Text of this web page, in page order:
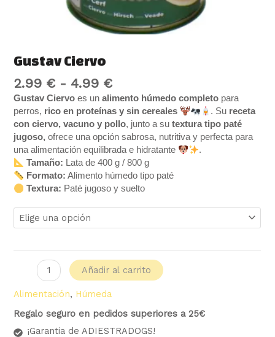
Gustav Ciervo
2.99 € - 4.99 €
Gustav Ciervo es unalimento húmedo completo para
perros, rico en proteínas y sin cereales . Su receta
con ciervo, vacuno y pollo, junto a sutextura tipo paté
jugoso, ofrece una opción sabrosa, nutritiva y perfecta para
una alimentación equilibrada e hidratante
.
Tamaño: Lata de 400 g / 800 g
Formato: Alimento húmedo tipo paté
Textura: Paté jugoso y suelto
Añadir al carrito
Alimentación, Húmeda
Regalo seguro en pedidos superiores a 25€
¡Garantia de ADIESTRADOGS!